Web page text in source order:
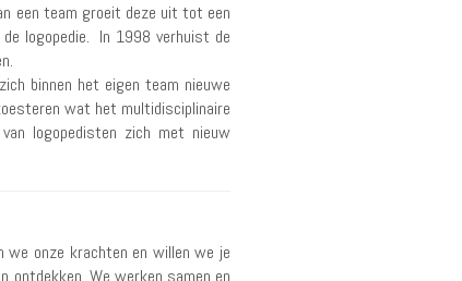
een team groeit deze uit tot een
logopedie. In 1998 verhuist de
binnen het eigen team nieuwe
wat het multidisciplinaire
logopedisten zich met nieuw
we onze krachten en willen we je
ontdekken. We werken samen en